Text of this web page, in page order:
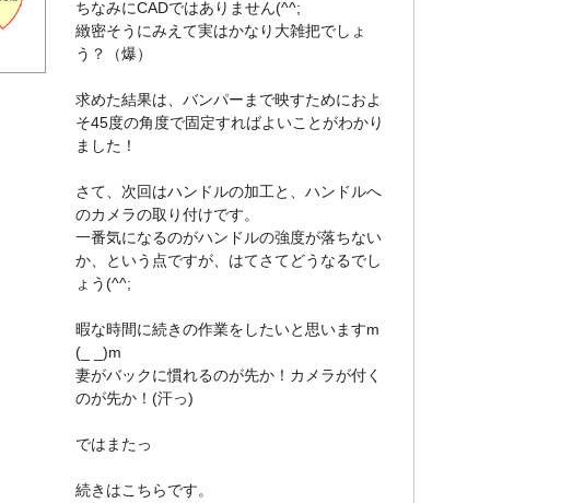
ちなみにCADではありません(^^;
緻密そうにみえて実はかなり大雑把でしょ
う？（爆）
求めた結果は、バンパーまで映すためにおよ
そ45度の角度で固定すればよいことがわかり
ました！
さて、次回はハンドルの加工と、ハンドルへ
のカメラの取り付けです。
一番気になるのがハンドルの強度が落ちない
か、という点ですが、はてさてどうなるでし
ょう(^^;
暇な時間に続きの作業をしたいと思いますm
(_ _)m
妻がバックに慣れるのが先か！カメラが付く
のが先か！(汗っ)
ではまたっ
続きはこちらです。